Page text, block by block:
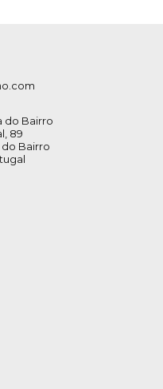
do Bairro
89
do Bairro